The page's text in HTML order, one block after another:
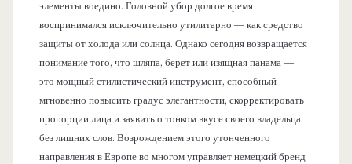
элементы воедино. Головной убор долгое время
воспринимался исключительно утилитарно — как средство
защиты от холода или солнца. Однако сегодня возвращается
понимание того, что шляпа, берет или изящная панама —
это мощный стилистический инструмент, способный
мгновенно повысить градус элегантности, скорректировать
пропорции лица и заявить о тонком вкусе своего владельца
без лишних слов. Возрождением этого утонченного
направления в Европе во многом управляет немецкий бренд